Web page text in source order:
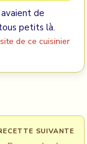
de
petits là.
de ce cuisinier
SUIVANTE